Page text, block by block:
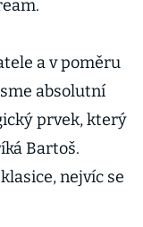
a v poměru
absolutní
prvek, který
Bartoš.
nejvíc se